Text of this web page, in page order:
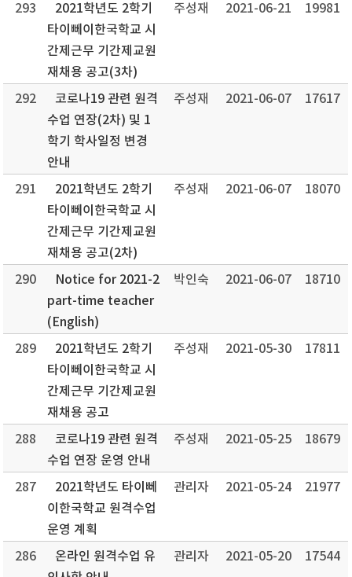
293
2021학년도 2학기
타이뻬이한국학교 시
간제근무 기간제교원
재채용 공고(3차)
주성재 2021-06-21 19981
292
코로나19 관련 원격
수업 연장(2차) 및 1
학기 학사일정 변경
안내
주성재 2021-06-07 17617
291
2021학년도 2학기
타이뻬이한국학교 시
간제근무 기간제교원
재채용 공고(2차)
주성재 2021-06-07 18070
290
Notice for 2021-2
part-time teacher
(English)
박인숙 2021-06-07 18710
289
2021학년도 2학기
타이뻬이한국학교 시
간제근무 기간제교원
재채용 공고
주성재 2021-05-30 17811
288
코로나19 관련 원격
수업 연장 운영 안내
주성재 2021-05-25 18679
287
2021학년도 타이뻬
이한국학교 원격수업
운영 계획
관리자 2021-05-24 21977
286
온라인 원격수업 유
관리자 2021-05-20 17544